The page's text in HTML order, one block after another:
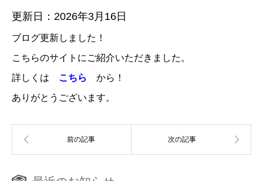
更新日：2026年3月16日
ブログ更新しました！
こちらのサイトにご紹介いただきました。
詳しくは
こちら
から！
ありがとうございます。